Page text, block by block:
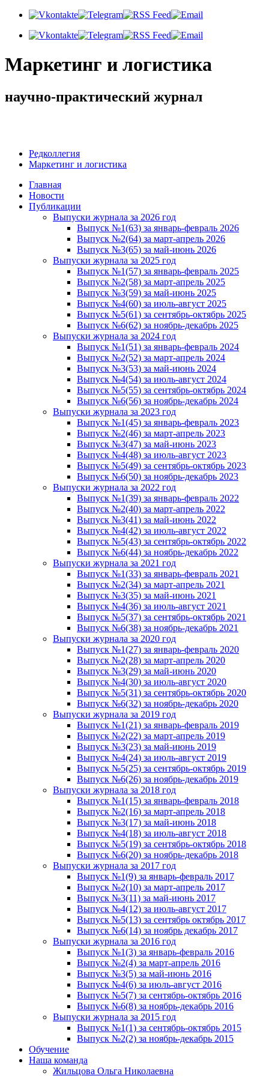
Маркетинг и логистика
научно-практический журнал
Редколлегия
Маркетинг и логистика
Главная
Новости
Публикации
Выпуски журнала за 2026 год
Выпуск №1(63) за январь-февраль 2026
Выпуск №2(64) за март-апрель 2026
Выпуск №3(65) за май-июнь 2026
Выпуски журнала за 2025 год
Выпуск №1(57) за январь-февраль 2025
Выпуск №2(58) за март-апрель 2025
Выпуск №3(59) за май-июнь 2025
Выпуск №4(60) за июль-август 2025
Выпуск №5(61) за сентябрь-октябрь 2025
Выпуск №6(62) за ноябрь-декабрь 2025
Выпуски журнала за 2024 год
Выпуск №1(51) за январь-февраль 2024
Выпуск №2(52) за март-апрель 2024
Выпуск №3(53) за май-июнь 2024
Выпуск №4(54) за июль-август 2024
Выпуск №5(55) за сентябрь-октябрь 2024
Выпуск №6(56) за ноябрь-декабрь 2024
Выпуски журнала за 2023 год
Выпуск №1(45) за январь-февраль 2023
Выпуск №2(46) за март-апрель 2023
Выпуск №3(47) за май-июнь 2023
Выпуск №4(48) за июль-август 2023
Выпуск №5(49) за сентябрь-октябрь 2023
Выпуск №6(50) за ноябрь-декабрь 2023
Выпуски журнала за 2022 год
Выпуск №1(39) за январь-февраль 2022
Выпуск №2(40) за март-апрель 2022
Выпуск №3(41) за май-июнь 2022
Выпуск №4(42) за июль-август 2022
Выпуск №5(43) за сентябрь-октябрь 2022
Выпуск №6(44) за ноябрь-декабрь 2022
Выпуски журнала за 2021 год
Выпуск №1(33) за январь-февраль 2021
Выпуск №2(34) за март-апрель 2021
Выпуск №3(35) за май-июнь 2021
Выпуск №4(36) за июль-август 2021
Выпуск №5(37) за сентябрь-октябрь 2021
Выпуск №6(38) за ноябрь-декабрь 2021
Выпуски журнала за 2020 год
Выпуск №1(27) за январь-февраль 2020
Выпуск №2(28) за март-апрель 2020
Выпуск №3(29) за май-июнь 2020
Выпуск №4(30) за июль-август 2020
Выпуск №5(31) за сентябрь-октябрь 2020
Выпуск №6(32) за ноябрь-декабрь 2020
Выпуски журнала за 2019 год
Выпуск №1(21) за январь-февраль 2019
Выпуск №2(22) за март-апрель 2019
Выпуск №3(23) за май-июнь 2019
Выпуск №4(24) за июль-август 2019
Выпуск №5(25) за сентябрь-октябрь 2019
Выпуск №6(26) за ноябрь-декабрь 2019
Выпуски журнала за 2018 год
Выпуск №1(15) за январь-февраль 2018
Выпуск №2(16) за март-апрель 2018
Выпуск №3(17) за май-июнь 2018
Выпуск №4(18) за июль-август 2018
Выпуск №5(19) за сентябрь-октябрь 2018
Выпуск №6(20) за ноябрь-декабрь 2018
Выпуски журнала за 2017 год
Выпуск №1(9) за январь-февраль 2017
Выпуск №2(10) за март-апрель 2017
Выпуск №3(11) за май-июнь 2017
Выпуск №4(12) за июль-август 2017
Выпуск №5(13) за сентябрь октябрь 2017
Выпуск №6(14) за ноябрь декабрь 2017
Выпуски журнала за 2016 год
Выпуск №1(3) за январь-февраль 2016
Выпуск №2(4) за март-апрель 2016
Выпуск №3(5) за май-июнь 2016
Выпуск №4(6) за июль-август 2016
Выпуск №5(7) за сентябрь-октябрь 2016
Выпуск №6(8) за ноябрь-декабрь 2016
Выпуски журнала за 2015 год
Выпуск №1(1) за сентябрь-октябрь 2015
Выпуск №2(2) за ноябрь-декабрь 2015
Обучение
Наша команда
Жильцова Ольга Николаевна